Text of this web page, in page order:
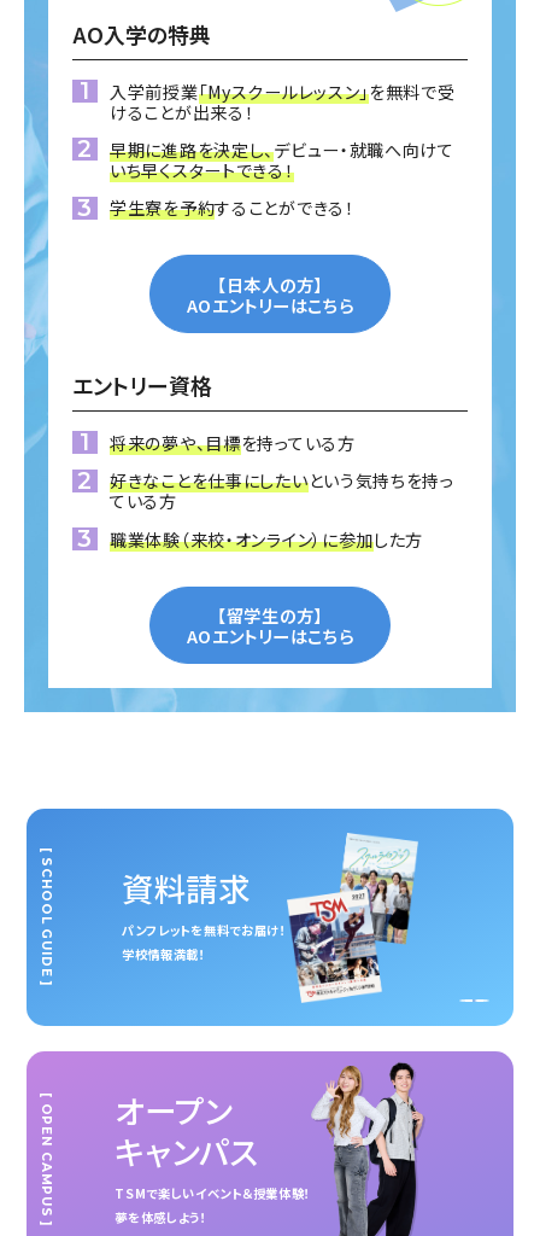
AO入学の特典
入学前授業「Myスクールレッスン」を無料で受
けることが出来る！
早期に進路を決定し、デビュー・就職へ向けて
いち早くスタートできる！
学生寮を予約することができる！
【日本人の方】
AOエントリーはこちら
エントリー資格
将来の夢や、目標を持っている方
好きなことを仕事にしたいという気持ちを持っ
ている方
職業体験（来校・オンライン）に参加した方
【留学生の方】
AOエントリーはこちら
資料請求
パンフレットを無料でお届け！
学校情報満載！
[ SCHOOL GUIDE ]
オープン
キャンパス
TSMで楽しいイベント＆授業体験！
夢を体感しよう！
[ OPEN CAMPUS ]